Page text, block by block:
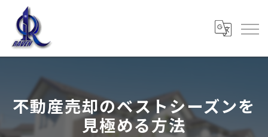
不動産売却のベストシーズンを
見極める方法